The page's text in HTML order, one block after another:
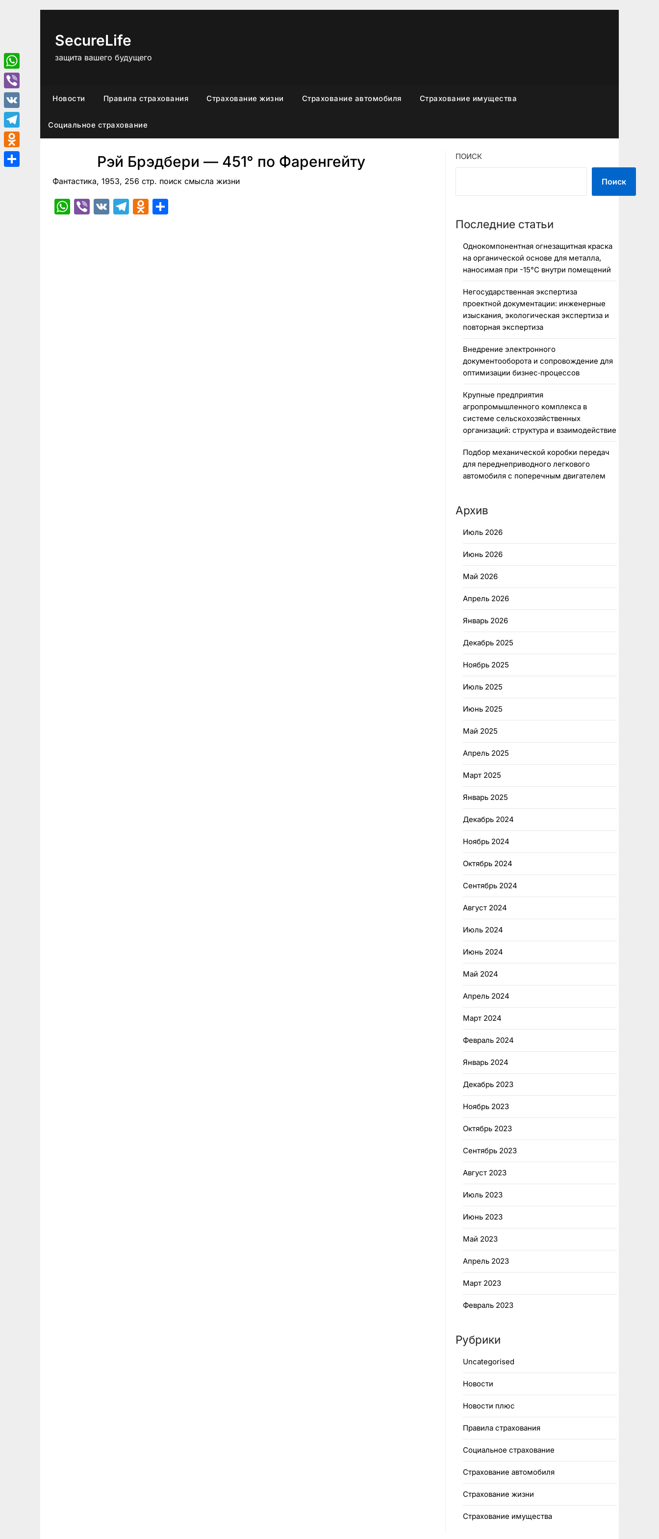
SecureLife
защита вашего будущего
Новости Правила страхования Страхование жизни Страхование автомобиля Страхование имущества
Социальное страхование
Рэй Брэдбери — 451° по Фаренгейту
Фантастика, 1953, 256 стр. поиск смысла жизни
WhatsApp
Viber
VK Telegram
Odnoklassniki
ПОИСК
Поиск
Последние статьи
Однокомпонентная огнезащитная краска
на органической основе для металла,
наносимая при -15°C внутри помещений
Негосударственная экспертиза
проектной документации: инженерные
изыскания, экологическая экспертиза и
повторная экспертиза
Внедрение электронного
документооборота и сопровождение для
оптимизации бизнес‑процессов
Крупные предприятия
агропромышленного комплекса в
системе сельскохозяйственных
организаций: структура и взаимодействие
Подбор механической коробки передач
для переднеприводного легкового
автомобиля с поперечным двигателем
Архив
Июль 2026
Июнь 2026
Май 2026
Апрель 2026
Январь 2026
Декабрь 2025
Ноябрь 2025
Июль 2025
Июнь 2025
Май 2025
Апрель 2025
Март 2025
Январь 2025
Декабрь 2024
Ноябрь 2024
Октябрь 2024
Сентябрь 2024
Август 2024
Июль 2024
Июнь 2024
Май 2024
Апрель 2024
Март 2024
Февраль 2024
Январь 2024
Декабрь 2023
Ноябрь 2023
Октябрь 2023
Сентябрь 2023
Август 2023
Июль 2023
Июнь 2023
Май 2023
Апрель 2023
Март 2023
Февраль 2023
Рубрики
Uncategorised
Новости
Новости плюс
Правила страхования
Социальное страхование
Страхование автомобиля
Страхование жизни
Страхование имущества
WhatsApp
Viber
VK
Telegram
Odnoklassniki